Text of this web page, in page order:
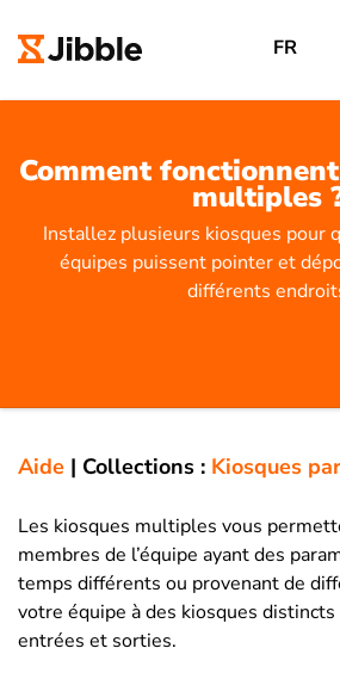
FR
Comment
multiples
Installez plusieurs kiosques pour
équipes puissent pointer et
différents
Aide | Collections : Kiosques
Les kiosques multiples vous
membres de l’équipe ayant des
temps différents ou provenant de
votre équipe à des kiosques
entrées et sorties.